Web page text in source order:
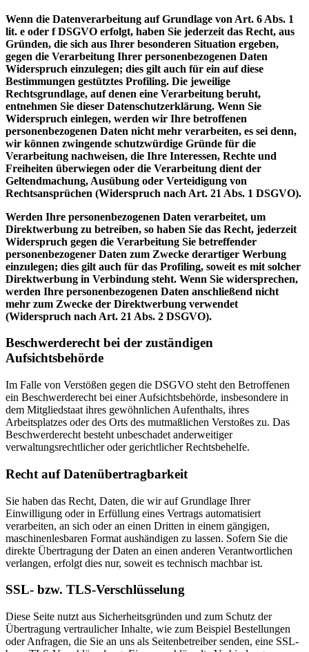
Wenn die Datenverarbeitung auf Grundlage von Art. 6 Abs. 1
lit. e oder f DSGVO erfolgt, haben Sie jederzeit das Recht, aus
Gründen, die sich aus Ihrer besonderen Situation ergeben,
gegen die Verarbeitung Ihrer personenbezogenen Daten
Widerspruch einzulegen; dies gilt auch für ein auf diese
Bestimmungen gestütztes Profiling. Die jeweilige
Rechtsgrundlage, auf denen eine Verarbeitung beruht,
entnehmen Sie dieser Datenschutzerklärung. Wenn Sie
Widerspruch einlegen, werden wir Ihre betroffenen
personenbezogenen Daten nicht mehr verarbeiten, es sei denn,
wir können zwingende schutzwürdige Gründe für die
Verarbeitung nachweisen, die Ihre Interessen, Rechte und
Freiheiten überwiegen oder die Verarbeitung dient der
Geltendmachung, Ausübung oder Verteidigung von
Rechtsansprüchen (Widerspruch nach Art. 21 Abs. 1 DSGVO).
Werden Ihre personenbezogenen Daten verarbeitet, um
Direktwerbung zu betreiben, so haben Sie das Recht, jederzeit
Widerspruch gegen die Verarbeitung Sie betreffender
personenbezogener Daten zum Zwecke derartiger Werbung
einzulegen; dies gilt auch für das Profiling, soweit es mit solcher
Direktwerbung in Verbindung steht. Wenn Sie widersprechen,
werden Ihre personenbezogenen Daten anschließend nicht
mehr zum Zwecke der Direktwerbung verwendet
(Widerspruch nach Art. 21 Abs. 2 DSGVO).
Beschwerderecht bei der zuständigen
Aufsichtsbehörde
Im Falle von Verstößen gegen die DSGVO steht den Betroffenen
ein Beschwerderecht bei einer Aufsichtsbehörde, insbesondere in
dem Mitgliedstaat ihres gewöhnlichen Aufenthalts, ihres
Arbeitsplatzes oder des Orts des mutmaßlichen Verstoßes zu. Das
Beschwerderecht besteht unbeschadet anderweitiger
verwaltungsrechtlicher oder gerichtlicher Rechtsbehelfe.
Recht auf Datenübertragbarkeit
Sie haben das Recht, Daten, die wir auf Grundlage Ihrer
Einwilligung oder in Erfüllung eines Vertrags automatisiert
verarbeiten, an sich oder an einen Dritten in einem gängigen,
maschinenlesbaren Format aushändigen zu lassen. Sofern Sie die
direkte Übertragung der Daten an einen anderen Verantwortlichen
verlangen, erfolgt dies nur, soweit es technisch machbar ist.
SSL- bzw. TLS-Verschlüsselung
Diese Seite nutzt aus Sicherheitsgründen und zum Schutz der
Übertragung vertraulicher Inhalte, wie zum Beispiel Bestellungen
oder Anfragen, die Sie an uns als Seitenbetreiber senden, eine SSL-